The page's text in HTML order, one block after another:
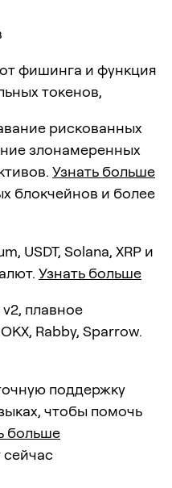
фишинга и функция
токенов,
рискованных
злонамеренных
Узнать больше
блокчейнов и более
USDT, Solana, XRP и
Узнать больше
плавное
Rabby, Sparrow.
поддержку
чтобы помочь
больше
сейчас